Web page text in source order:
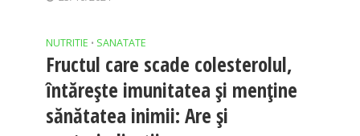
NUTRITIE • SANATATE
Fructul care scade colesterolul,
întărește imunitatea și menține
sănătatea inimii: Are și